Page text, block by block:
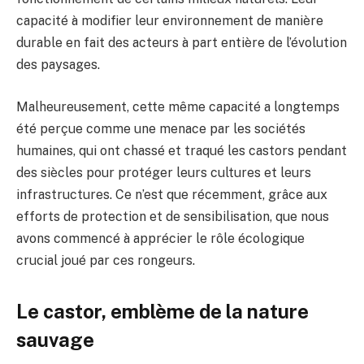
capacité à modifier leur environnement de manière
durable en fait des acteurs à part entière de l’évolution
des paysages.
Malheureusement, cette même capacité a longtemps
été perçue comme une menace par les sociétés
humaines, qui ont chassé et traqué les castors pendant
des siècles pour protéger leurs cultures et leurs
infrastructures. Ce n’est que récemment, grâce aux
efforts de protection et de sensibilisation, que nous
avons commencé à apprécier le rôle écologique
crucial joué par ces rongeurs.
Le castor, emblème de la nature
sauvage